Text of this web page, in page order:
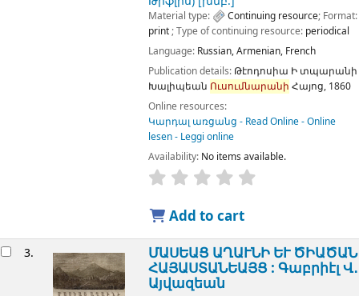
Material type: Continuing resource; Format:
print ; Type of continuing resource: periodical
Language: Russian,Armenian, French
Publication details: Թէոդոսիա Ի տպարանի
Խալիպեան Ուսումնարանի Հայոց, 1860
Online resources:
Կարդալ առցանց - Read Online - Online
lesen - Leggi online
Availability: No items available.
Add to cart
3. ՄԱՍԵԱՑ ԱՂԱՒՆԻ ԵՒ ԾԻԱԾԱՆ
ՀԱՅԱՍՏԱՆԵԱՅՑ : Գաբրիէլ Վ․
Այվազեան